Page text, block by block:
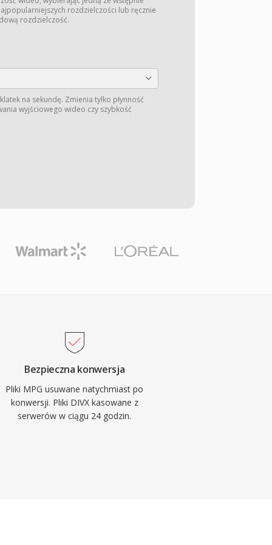
rozdzielczości lub ręcznie
rozdzielczość.
na sekundę. Zmienia tylko płynność
wyjściowego wideo czy szybkość
Bezpieczna konwersja
Pliki MPG usuwane natychmiast po
konwersji. Pliki DIVX kasowane z
serwerów w ciągu 24 godzin.